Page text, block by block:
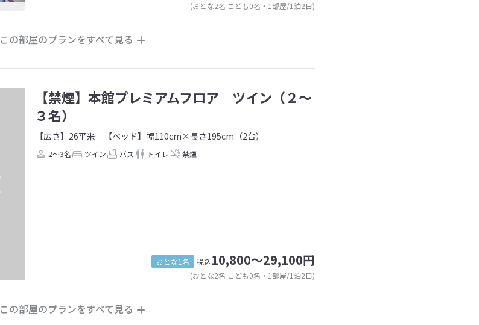
(おとな2名 こども0名・1部屋/1泊2日)
この部屋のプランをすべて見る
【禁煙】本館プレミアムフロア ツイン（２～
３名）
【広さ】26平米 【ベッド】幅110cm×長さ195cm（2台）
2～3名 ツイン バス トイレ 禁煙
おとな1名 税込10,800～29,100円
(おとな2名 こども0名・1部屋/1泊2日)
この部屋のプランをすべて見る